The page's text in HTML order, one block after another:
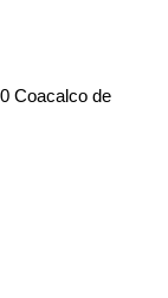
Coacalco de